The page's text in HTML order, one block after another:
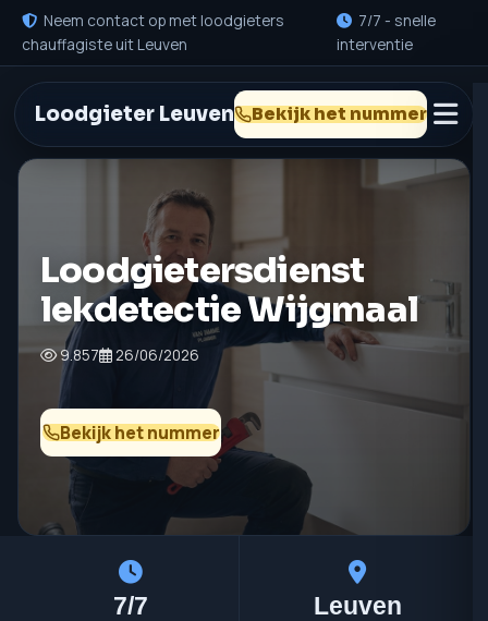
Neem contact op met loodgieters
chauffagiste uit Leuven
7/7 - snelle
interventie
Loodgieter Leuven Bekijk het nummer
Loodgietersdienst
lekdetectie Wijgmaal
9.857 26/06/2026
Bekijk het nummer
7/7 Leuven